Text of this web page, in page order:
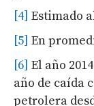
[4] Estimado
[5] En
[6] El año
año de caída
petrolera